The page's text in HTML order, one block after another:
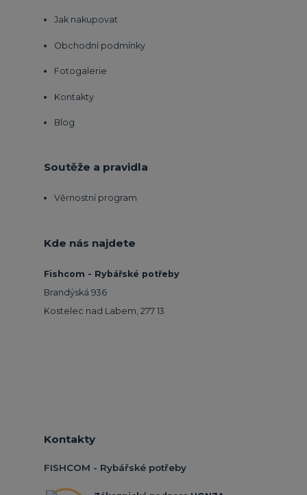
Jak nakupovat
Obchodní podmínky
Fotogalerie
Kontakty
Blog
Soutěže a pravidla
Věrnostní program
Kde nás najdete
Fishcom - Rybářské potřeby
Brandýská 936
Kostelec nad Labem, 277 13
Kontakty
FISHCOM - Rybářské potřeby